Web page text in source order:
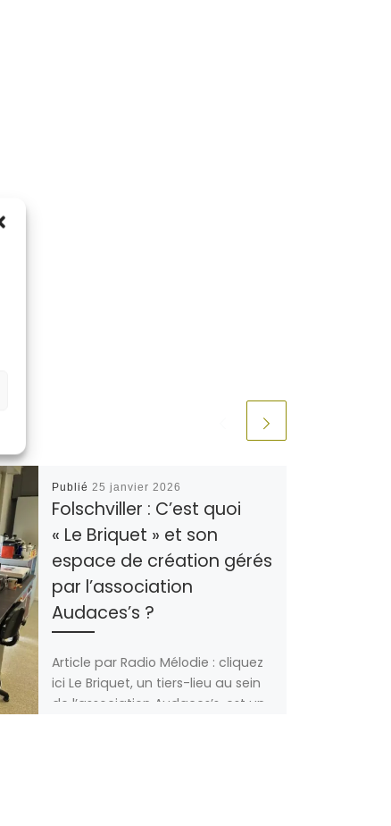
Publié 25 janvier 2026
Folschviller : C’est quoi
« Le Briquet » et son
espace de création gérés
par l’association
Audaces’s ?
Article par Radio Mélodie : cliquez
ici Le Briquet, un tiers-lieu au sein
de l’association Audaces’s, est un